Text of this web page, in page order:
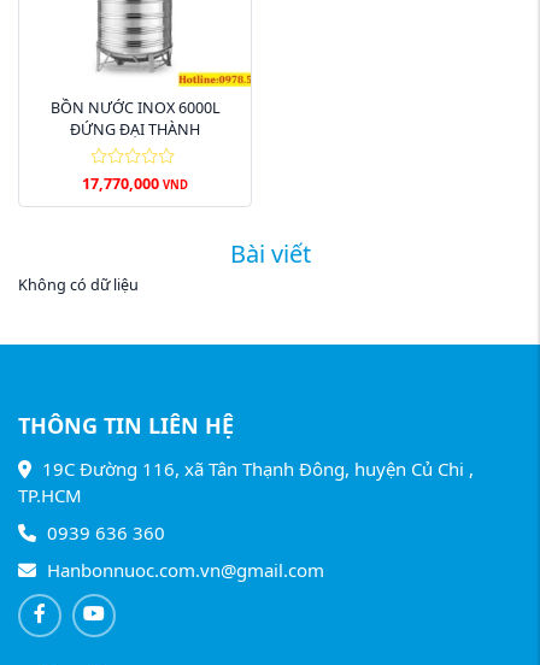
BỒN NƯỚC INOX 6000L
ĐỨNG ĐẠI THÀNH
17,770,000 VND
Bài viết
Không có dữ liệu
THÔNG TIN LIÊN HỆ
19C Đường 116, xã Tân Thạnh Đông, huyện Củ Chi ,
TP.HCM
0939 636 360
Hanbonnuoc.com.vn@gmail.com